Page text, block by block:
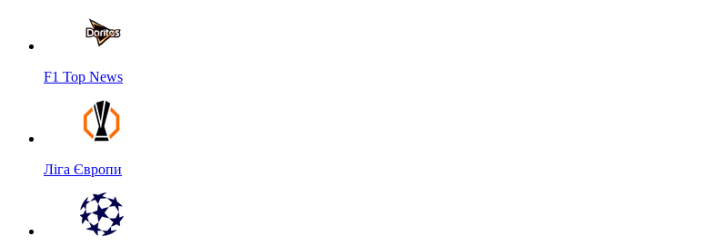
F1 Top News
Ліга Європи